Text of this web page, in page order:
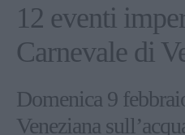
12 eventi
Carnevale di
Domenica 9
Veneziana